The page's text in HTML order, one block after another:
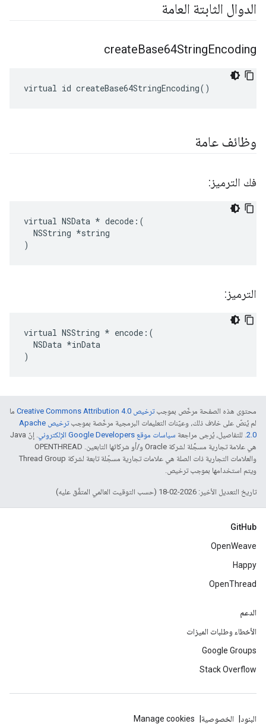
الدوال الثابتة العامة
createBase64StringEncoding
virtual id createBase64StringEncoding()
وظائف عامة
فك الترميز:
virtual NSData * decode:(
  NSString *string
)
الترميز:
virtual NSString * encode:(
  NSData *inData
)
محتوى هذه الصفحة مرخّص بموجبترخيص Creative Commons Attribution 4.0‏
ما
لم يُنصّ على خلاف ذلك، وعيّنات التعليمات البرمجية مرخّصة بموجب
ترخيص Apache
2.0‏. للتفاصيل، يُرجى مراجعة سياسات موقع Google Developers الإلكتروني
. إنّ Java
هي علامة تجارية مسجَّلة لشركة Oracle و/أو شركائها التابعين. ‫OPENTHREAD
والعلامات التجارية ذات الصلة هي علامات تجارية مسجّلة تابعة لشركة Thread Group
ويتم استخدامها بموجب ترخيص.
تاريخ التعديل الأخير: 2026-02-18 (حسب التوقيت العالمي المتفَّق عليه)
GitHub
OpenWeave
Happy
OpenThread
الدعم
الأخطاء وطلبات الميزات
Google Groups
Stack Overflow
البنود الخصوصية Manage cookies